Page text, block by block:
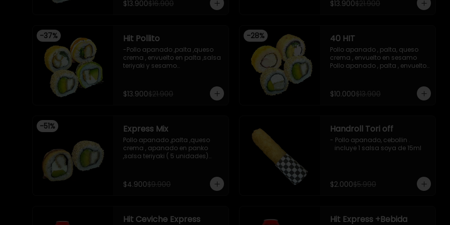
-Imagen referencial
, envuelto en cibulett
-Incluye 2 salsa de soya , 1
salsa teriyaki .
-Imagen referencial .
$13.900$16.900
acevichada ,y chichimi , 10
piezas
$13.900$21.900
-37% Hit Pollito
-Pollo apanado ,palta ,queso
crema , envuelto en palta ,salsa
teriyaki y sesamo
-Pollo apanado , cebollin ,
apanado en panko , salsa
-incluye 2 salsas de soya , 1
salsa teriyaki , 1wasabi , 1
gengibre , 3 palitos .
-Imagen referencial .
$13.900$21.900
-28% 40 HIT
Pollo apanado , palta, queso
crema , envuelto en sesamo
Pollo apanado , palta , envuelto
apanado en panko
Kanikama , queso crema ,
$10.000$13.900
-51% Express Mix
Pollo apanado ,palta ,queso
crema , apanado en panko
,salsa teriyaki ( 5 unidades)
incluye 1 salsa de soya de 15 ml
$4.900$9.900
Handroll Tori off
- Pollo apanado, cebollin .
   incluye 1 salsa soya de 15ml
$2.000$5.990
Hit Ceviche Express
Hit Express +Bebida